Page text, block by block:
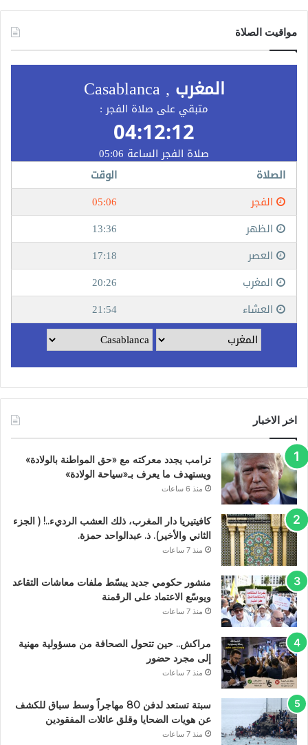
مواقيت الصلاة
اخر الاخبار
ترامب يجدد معركته مع «حق المواطنة بالولادة»
ويستهدف ما يعرف بـ«سياحة الولادة»
منذ 6 ساعات
كافيتيريا دار المغرب، ذلك العشب الرديء..! ( الجزء
الثاني والأخير). ذ. عبدالواحد حمزة.
منذ 7 ساعات
منشور حكومي جديد يبسّط ملفات معاشات التقاعد
ويوسّع الاعتماد على الرقمنة
منذ 7 ساعات
مراكش.. حين تتحول الصحافة من مسؤولية مهنية
إلى مجرد حضور
منذ 7 ساعات
سبتة تستعد لدفن 80 مهاجراً وسط سباق للكشف
عن هويات الضحايا وقلق عائلات المفقودين
منذ 7 ساعات